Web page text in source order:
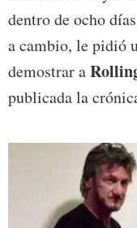
dentro de ocho
a cambio, le pidió
demostrar a
publicada la